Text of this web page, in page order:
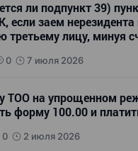
ли подпункт 39)
если заем нерезидента
третьему лицу, минуя
0 7 июля 2026
ТОО на упрощенном
форму 100.00 и
0 2 июля 2026